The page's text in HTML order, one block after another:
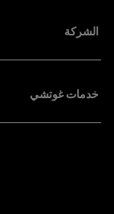
الشركة
خدمات غوتشي